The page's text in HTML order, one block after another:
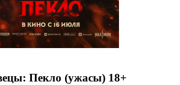
Пекло (ужасы) 18+